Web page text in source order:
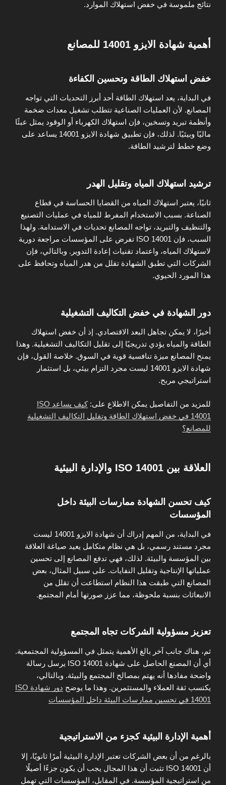
نتائج ملموسة في خفض استهلاك الموارد.
أهمية شهادة الايزو 14001 للمصانع
خفض استهلاك الطاقة وتحسين الكفاءة
في البداية، يعد استهلاك الطاقة أحد أبرز التحديات التي تواجه
المصانع. لأن العمليات الصناعية تتطلب تشغيل معدات ضخمة
وأنظمة تبريد وتسخين، فإن استهلاك الكهرباء أو الوقود يمثل عبئًا
ماليًا وبيئيًا. لذلك، فإن تطبيق شهادة الايزو 14001 يساعد على
وضع خطط لترشيد الطاقة.
ترشيد استهلاك المياه وتقليل الهدر
ثانيًا، يعتبر استهلاك المياه من القضايا الحساسة في قطاع
الصناعة. بسبب الاستخدام المفرط للمياه في عمليات التصنيع
والتنظيف والتبريد، تواجه المصانع تحديات في الاستدامة. ولهذا
السبب، فإن ISO 14001 تفرض على المؤسسات مراجعة دورية
لاستهلاك المياه، واعتماد تقنيات إعادة التدوير. وبالتالي، فإن
الشركات التي تطبق الشهادة تقلل من هدر المياه وتحافظ على
هذا المورد الحيوي.
دور الشهادة في خفض التكاليف التشغيلية
أخيرًا، لا يمكن تجاهل البعد الاقتصادي. إذ أن خفض استهلاك
الطاقة والمياه يؤدي تدريجيًا إلى تقليل التكاليف التشغيلية. وهذا
يمنح المصانع ميزة تنافسية قوية في السوق. خلاصة القول، فإن
شهادة الايزو 14001 ليست مجرد التزام بيئي، بل استثمار
استراتيجي مربح.
للمزيد من التفاصيل يمكن الاطلاع على:
كيف يساعد ISO
14001 في خفض استهلاك الطاقة وتقليل التكاليف التشغيلية
للمصانع؟
العلاقة بين ISO 14001 والإدارة البيئية
كيف تحسن الشهادة ممارسات البيئة داخل
المؤسسات
في البداية، من المهم إدراك أن شهادة الايزو 14001 ليست
مجرد مستند رسمي، بل هي نظام متكامل يعيد صياغة العلاقة
بين المؤسسة والبيئة. لذلك، فهي تدفع المصانع إلى تحسين
عملياتها الإنتاجية وتقليل النفايات. على سبيل المثال، بعض
المصانع التي طبقت هذا النظام استطاعت أن تقلل من
الانبعاثات بنسبة ملحوظة، مما عزز صورتها أمام المجتمع.
تعزيز مسؤولية الشركات تجاه المجتمع
ثم، هناك جانب آخر بالغ الأهمية يتمثل في المسؤولية المجتمعية.
أي أن المصنع الحاصل على شهادة ISO 14001 يرسل رسالة
واضحة مفادها أنه يهتم بمصالح المجتمع والبيئة. وبالتالي،
يكتسب ثقة العملاء والمستثمرين. وهذا ما يوضح
دور شهادة ISO
14001 في تحسين ممارسات البيئة داخل المؤسسات
أهمية الإدارة البيئية كجزء من الاستراتيجية
بالرغم من أن بعض الشركات تعتبر الإدارة البيئية أمرًا ثانويًا، إلا
أن ISO 14001 تثبت أن هذا المجال يجب أن يكون جزءًا أصيلًا
من استراتيجية المؤسسة. في المقابل، المؤسسات التي تهمل